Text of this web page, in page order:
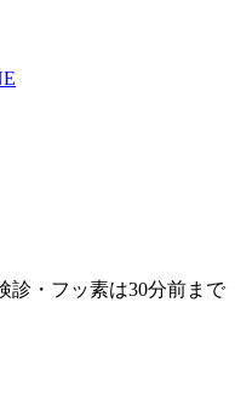
診・フッ素は30分前まで